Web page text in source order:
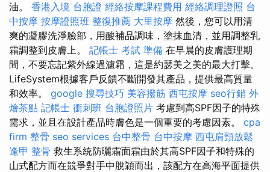
油。 香港入境 台胞證 經絡按摩課程費用 經絡調理證照 台
中按摩 按摩證照班 整復推薦 大里按摩 然後，您可以用清
爽的凝膠洗淨臉部，用酸補品調味，塗抹血清，並用調整乳
霜調整到皮膚上。 記帳士 考試 準備 在早晨的皮膚護理期
間，不要忘記紫外線過濾霜，這是約瑟美之美的最大打擊。
LifeSystem根據客戶反饋不斷開發其產品，提供最高質量
和效率。 google 搜尋技巧 美容撥筋 西屯按摩 seo行銷 外
燴茶點 記帳士 衝刺班 台胞證照片 考慮到高SPF因子的特殊
需求，並且在設計產品時膚色是一個重要的考慮因素。 cpa
firm 整骨 seo services 台中整骨 台中按摩 西屯肩頸放鬆
逢甲 整骨 救生系統防曬霜面霜由於其高SPF因子和特殊的
山式配方而在競爭對手中脫穎而出，該配方在高海平面提供